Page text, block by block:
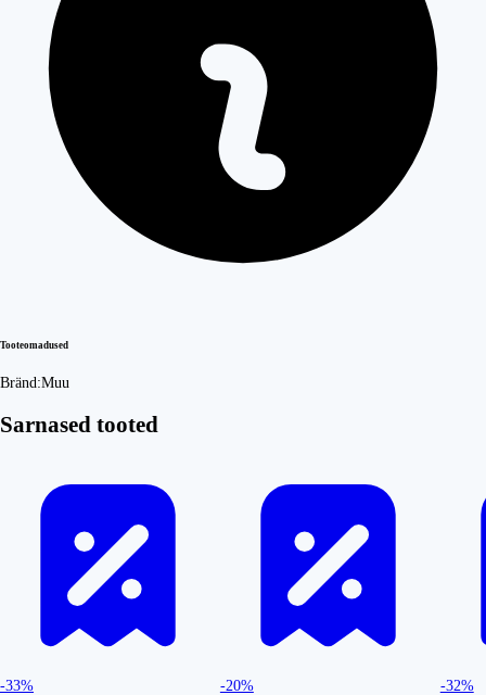
Tooteomadused
Bränd:Muu
Sarnased tooted
-33% -20% -32%